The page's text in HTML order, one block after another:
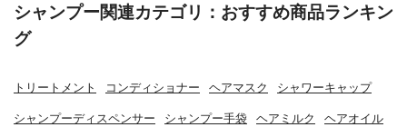
シャンプー関連カテゴリ：おすすめ商品ランキン
グ
トリートメント コンディショナー ヘアマスク シャワーキャップ
シャンプーディスペンサー シャンプー手袋 ヘアミルク ヘアオイル